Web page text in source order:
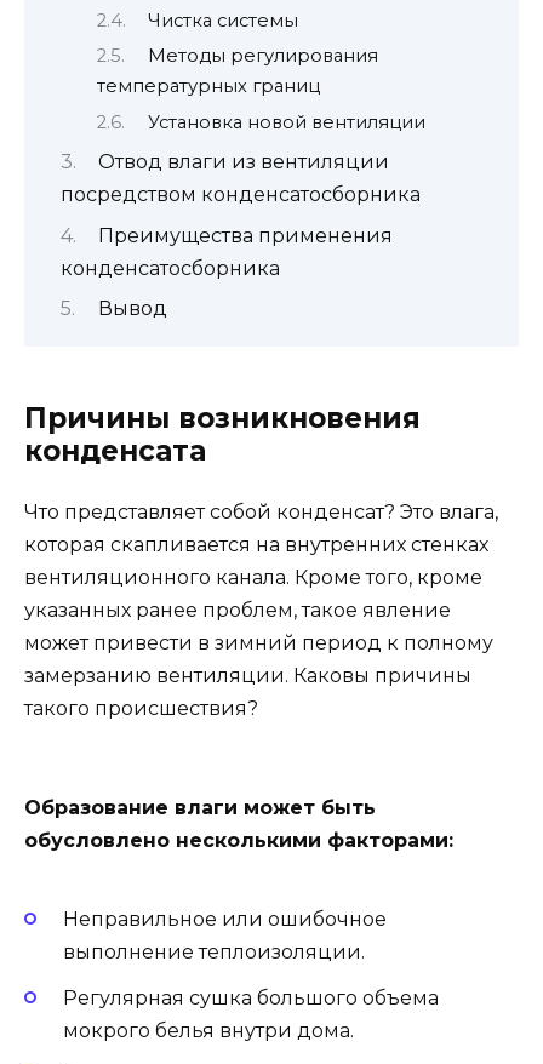
Чистка системы
Методы регулирования
температурных границ
Установка новой вентиляции
Отвод влаги из вентиляции
посредством конденсатосборника
Преимущества применения
конденсатосборника
Вывод
Причины возникновения
конденсата
Что представляет собой конденсат? Это влага,
которая скапливается на внутренних стенках
вентиляционного канала. Кроме того, кроме
указанных ранее проблем, такое явление
может привести в зимний период к полному
замерзанию вентиляции. Каковы причины
такого происшествия?
Образование влаги может быть
обусловлено несколькими факторами:
Неправильное или ошибочное
выполнение теплоизоляции.
Регулярная сушка большого объема
мокрого белья внутри дома.